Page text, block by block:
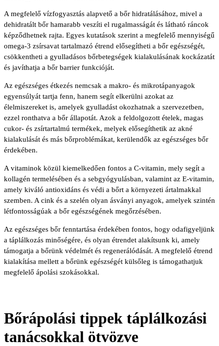
A megfelelő vízfogyasztás alapvető a bőr hidratálásához, mivel a
dehidratált bőr hamarabb veszíti el rugalmasságát és látható ráncok
képződhetnek rajta. Egyes kutatások szerint a megfelelő mennyiségű
omega-3 zsírsavat tartalmazó étrend elősegítheti a bőr egészségét,
csökkentheti a gyulladásos bőrbetegségek kialakulásának kockázatát
és javíthatja a bőr barrier funkcióját.
Az egészséges étkezés nemcsak a makro- és mikrotápanyagok
egyensúlyát tartja fenn, hanem segít elkerülni azokat az
élelmiszereket is, amelyek gyulladást okozhatnak a szervezetben,
ezzel ronthatva a bőr állapotát. Azok a feldolgozott ételek, magas
cukor- és zsírtartalmú termékek, melyek elősegíthetik az akné
kialakulását és más bőrproblémákat, kerülendők az egészséges bőr
érdekében.
A vitaminok közül kiemelkedően fontos a C-vitamin, mely segít a
kollagén termelésében és a sebgyógyulásban, valamint az E-vitamin,
amely kiváló antioxidáns és védi a bőrt a környezeti ártalmakkal
szemben. A cink és a szelén olyan ásványi anyagok, amelyek szintén
létfontosságúak a bőr egészségének megőrzésében.
Az egészséges bőr fenntartása érdekében fontos, hogy odafigyeljünk
a táplálkozás minőségére, és olyan étrendet alakítsunk ki, amely
támogatja a bőrünk védelmét és regenerálódását. A megfelelő étrend
kialakítása mellett a bőrünk egészségét külsőleg is támogathatjuk
megfelelő ápolási szokásokkal.
Bőrápolási tippek táplálkozási
tanácsokkal ötvözve